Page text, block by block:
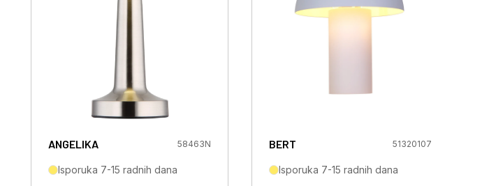
ANGELIKA 58463N
Isporuka 7-15 radnih dana
BERT 51320107
Isporuka 7-15 radnih dana